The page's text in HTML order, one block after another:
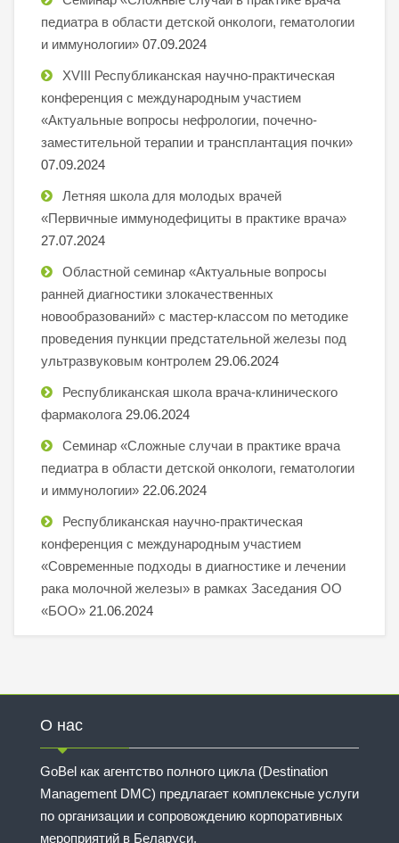
педиатра в области детской онкологи, гематологии
и иммунологии» 07.09.2024
XVIII Республиканская научно-практическая
конференция с международным участием
«Актуальные вопросы нефрологии, почечно-
заместительной терапии и трансплантация почки»
07.09.2024
Летняя школа для молодых врачей
«Первичные иммунодефициты в практике врача»
27.07.2024
Областной семинар «Актуальные вопросы
ранней диагностики злокачественных
новообразований» с мастер-классом по методике
проведения пункции предстательной железы под
ультразвуковым контролем 29.06.2024
Республиканская школа врача-клинического
фармаколога 29.06.2024
Семинар «Сложные случаи в практике врача
педиатра в области детской онкологи, гематологии
и иммунологии» 22.06.2024
Республиканская научно-практическая
конференция с международным участием
«Современные подходы в диагностике и лечении
рака молочной железы» в рамках Заседания ОО
«БОО» 21.06.2024
О нас
GoBel как агентство полного цикла (Destination
Management DMC) предлагает комплексные услуги
по организации и сопровождению корпоративных
мероприятий в Беларуси.